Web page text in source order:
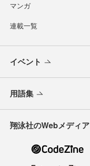
マンガ
連載一覧
イベント
用語集
翔泳社のWebメディア